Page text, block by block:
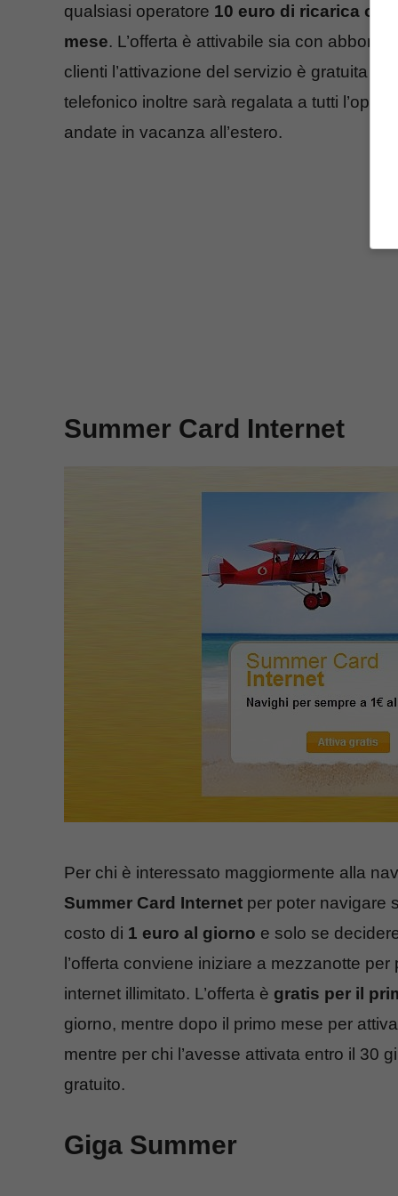
qualsiasi operatore 10 euro di ricarica
mese. L’offerta è attivabile sia con
clienti l’attivazione del servizio è gratuita e
telefonico inoltre sarà regalata a tutti
andate in vacanza all’estero.
Summer Card Internet
Per chi è interessato maggiormente alla
Summer Card Internet per poter navigare
costo di 1 euro al giorno e solo se
l’offerta conviene iniziare a mezzanotte
internet illimitato. L’offerta è gratis per il
giorno, mentre dopo il primo mese per
mentre per chi l’avesse attivata entro il 30
gratuito.
Giga Summer